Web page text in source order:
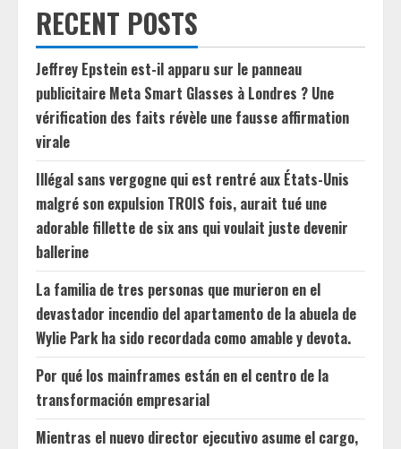
RECENT POSTS
Jeffrey Epstein est-il apparu sur le panneau
publicitaire Meta Smart Glasses à Londres ? Une
vérification des faits révèle une fausse affirmation
virale
Illégal sans vergogne qui est rentré aux États-Unis
malgré son expulsion TROIS fois, aurait tué une
adorable fillette de six ans qui voulait juste devenir
ballerine
La familia de tres personas que murieron en el
devastador incendio del apartamento de la abuela de
Wylie Park ha sido recordada como amable y devota.
Por qué los mainframes están en el centro de la
transformación empresarial
Mientras el nuevo director ejecutivo asume el cargo,